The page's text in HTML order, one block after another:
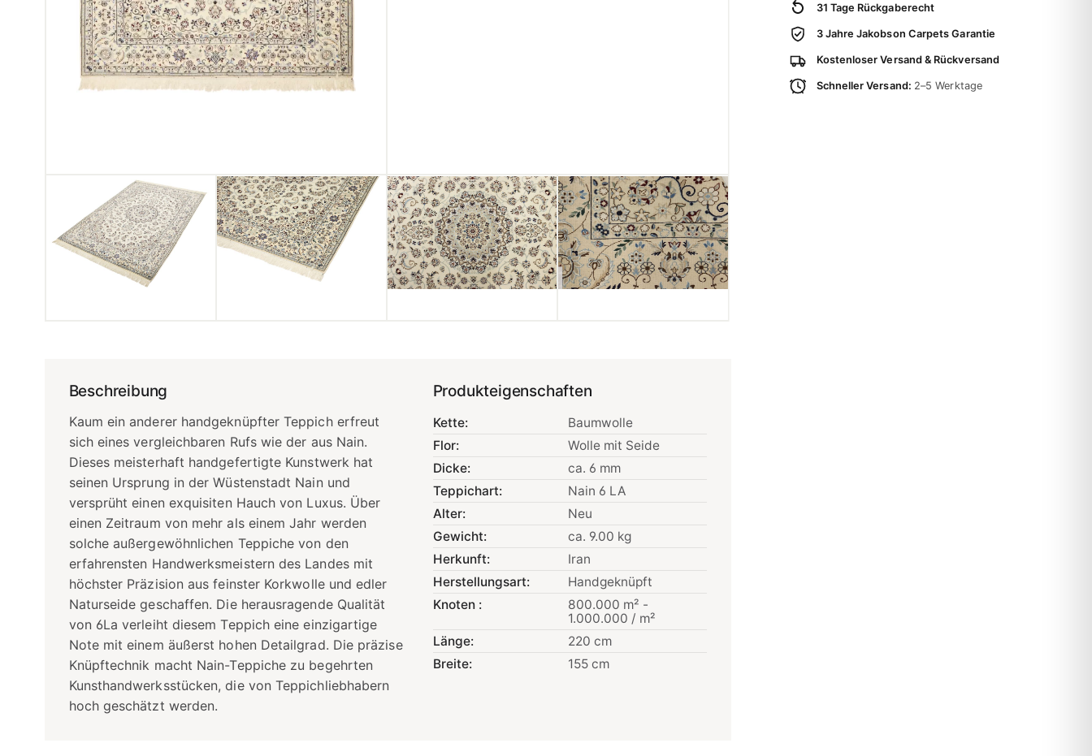
31 Tage Rückgaberecht
3 Jahre Jakobson Carpets Garantie
Kostenloser Versand & Rückversand
Schneller Versand: 2–5 Werktage
Beschreibung
Kaum ein anderer handgeknüpfter Teppich erfreut
sich eines vergleichbaren Rufs wie der aus Nain.
Dieses meisterhaft handgefertigte Kunstwerk hat
seinen Ursprung in der Wüstenstadt Nain und
versprüht einen exquisiten Hauch von Luxus. Über
einen Zeitraum von mehr als einem Jahr werden
solche außergewöhnlichen Teppiche von den
erfahrensten Handwerksmeistern des Landes mit
höchster Präzision aus feinster Korkwolle und edler
Naturseide geschaffen. Die herausragende Qualität
von 6La verleiht diesem Teppich eine einzigartige
Note mit einem äußerst hohen Detailgrad. Die präzise
Knüpftechnik macht Nain-Teppiche zu begehrten
Kunsthandwerksstücken, die von Teppichliebhabern
hoch geschätzt werden.
Produkteigenschaften
Kette:
Baumwolle
Flor:
Wolle mit Seide
Dicke:
ca. 6 mm
Teppichart:
Nain 6 LA
Alter:
Neu
Gewicht:
ca. 9.00 kg
Herkunft:
Iran
Herstellungsart:
Handgeknüpft
Knoten :
800.000 m² -
1.000.000 / m²
Länge:
220 cm
Breite:
155 cm